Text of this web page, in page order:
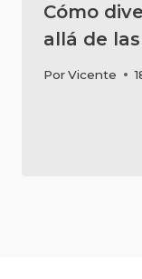
Cómo
allá de
PorVicente